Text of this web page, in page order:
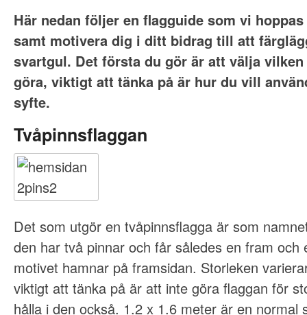
Här nedan följer en flagguide som vi
samt motivera dig i ditt bidrag till att
svartgul. Det första du gör är att välja
göra, viktigt att tänka på är hur du vill
syfte.
Tvåpinnsflaggan
Det som utgör en tvåpinnsflagga är som
den har två pinnar och får således en fram och
motivet hamnar på framsidan. Storleken
viktigt att tänka på är att inte göra flaggan för
hålla i den också. 1.2 x 1.6 meter är en normal